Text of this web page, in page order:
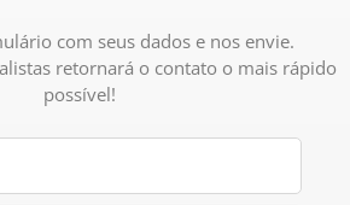
com seus dados e nos envie.
retornará o contato o mais rápido
possível!